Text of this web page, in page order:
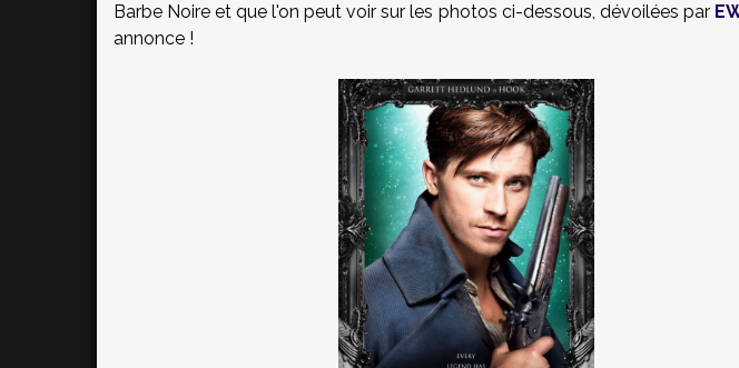
Barbe Noire et que l'on peut voir sur les photos ci-dessous, dévoilées par
annonce !